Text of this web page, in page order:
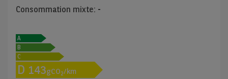
Consommation mixte: -
A
B
C
D 143gCO2/km